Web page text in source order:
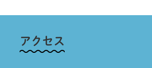
アクセス